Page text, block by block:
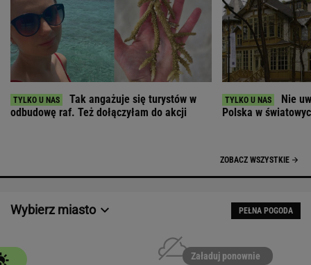
Tak angażuje się turystów w
odbudowę raf. Też dołączyłam do akcji
Nie
Polska w
ZOBACZ WSZYSTKIE
Wybierz miasto PEŁNA POGODA
Załaduj ponownie